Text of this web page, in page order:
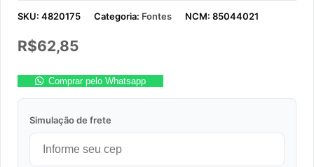
SKU: 4820175 Categoria: Fontes NCM: 85044021
R$62,85
Comprar pelo Whatsapp
Simulação de frete